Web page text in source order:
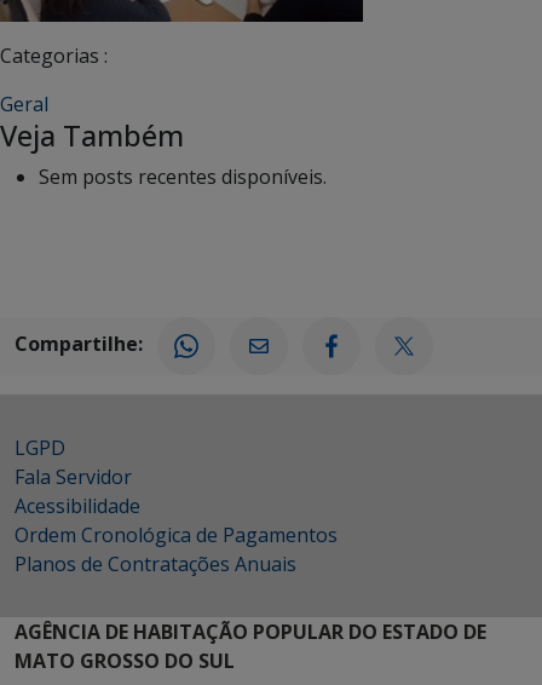
Categorias :
Geral
Veja Também
Sem posts recentes disponíveis.
Compartilhe:
LGPD
Fala Servidor
Acessibilidade
Ordem Cronológica de Pagamentos
Planos de Contratações Anuais
AGÊNCIA DE HABITAÇÃO POPULAR DO ESTADO DE
MATO GROSSO DO SUL